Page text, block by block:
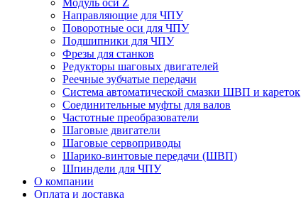
Модуль оси Z
Направляющие для ЧПУ
Поворотные оси для ЧПУ
Подшипники для ЧПУ
Фрезы для станков
Редукторы шаговых двигателей
Реечные зубчатые передачи
Система автоматической смазки ШВП и кареток
Соединительные муфты для валов
Частотные преобразователи
Шаговые двигатели
Шаговые сервоприводы
Шарико-винтовые передачи (ШВП)
Шпиндели для ЧПУ
О компании
Оплата и доставка